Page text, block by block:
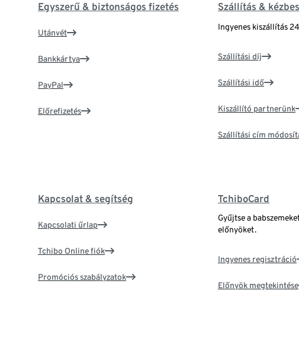
Egyszerű & biztonságos fizetés
Utánvét
Bankkártya
PayPal
Előrefizetés
Szállítás &
Ingyenes kiszállítás
Szállítási díj
Szállítási idő
Kiszállító partnerünk
Szállítási cím
Kapcsolat & segítség
Kapcsolati űrlap
Tchibo Online fiók
Promóciós szabályzatok
TchiboCard
Gyűjtse a
előnyöket.
Ingyenes regisztráció
Előnyök megtekintése